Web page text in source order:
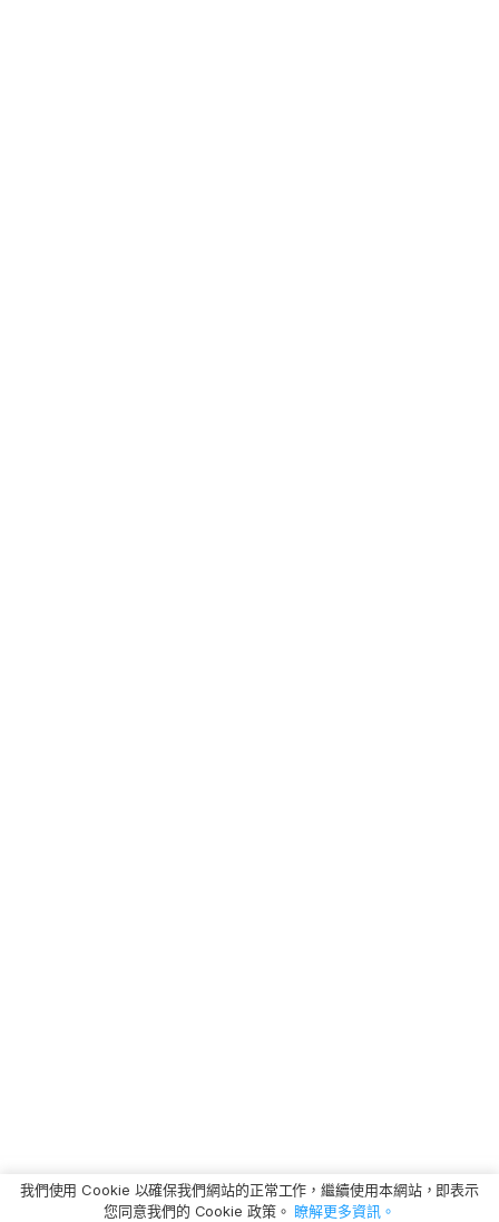
我們使用 Cookie 以確保我們網站的正常工作，繼續使用本網站，即表示
您同意我們的 Cookie 政策。 瞭解更多資訊。